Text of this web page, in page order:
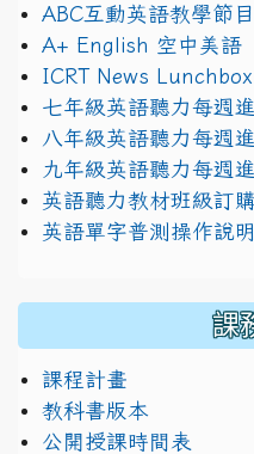
ABC互動英語教學節目
A+ English 空中美語
ICRT News Lunchbox
七年級英語聽力每週
八年級英語聽力每週
九年級英語聽力每週
英語聽力教材班級訂
英語單字普測操作說
課
課程計畫
教科書版本
公開授課時間表